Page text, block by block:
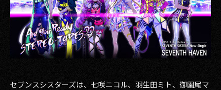
2024
2023
2022
セブンスシスターズは、七咲ニコル、羽生田ミト、御園尾マ